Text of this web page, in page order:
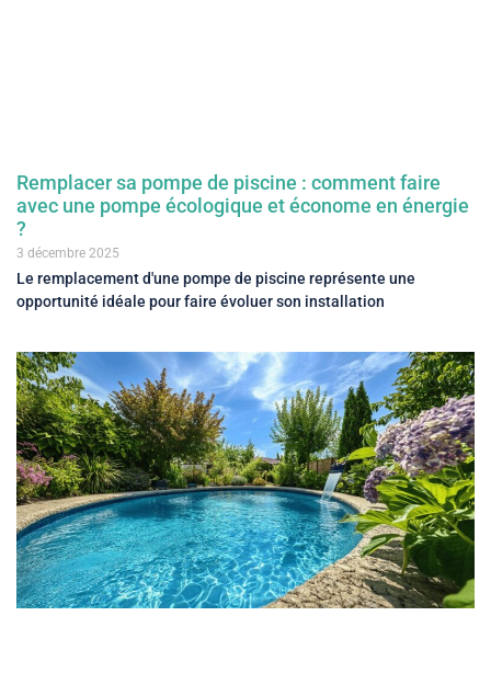
Remplacer sa pompe de piscine : comment faire
avec une pompe écologique et économe en énergie
?
3 décembre 2025
Le remplacement d'une pompe de piscine représente une
opportunité idéale pour faire évoluer son installation